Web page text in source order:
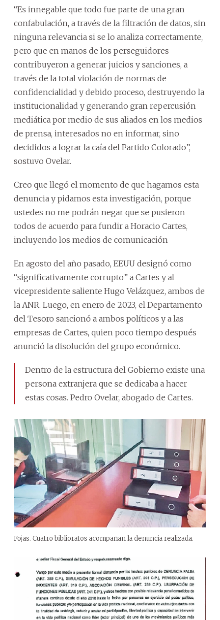
“Es innegable que todo fue parte de una gran
confabulación, a través de la filtración de datos, sin
ninguna relevancia si se lo analiza correctamente,
pero que en manos de los perseguidores
contribuyeron a generar juicios y sanciones, a
través de la total violación de normas de
confidencialidad y debido proceso, destruyendo la
institucionalidad y generando gran repercusión
mediática por medio de sus aliados en los medios
de prensa, interesados no en informar, sino
decididos a lograr la caía del Partido Colorado”,
sostuvo Ovelar.
Creo que llegó el momento de que hagamos esta
denuncia y pidamos esta investigación, porque
ustedes no me podrán negar que se pusieron
todos de acuerdo para fundir a Horacio Cartes,
incluyendo los medios de comunicación
En agosto del año pasado, EEUU designó como
“significativamente corrupto” a Cartes y al
vicepresidente saliente Hugo Velázquez, ambos de
la ANR. Luego, en enero de 2023, el Departamento
del Tesoro sancionó a ambos políticos y a las
empresas de Cartes, quien poco tiempo después
anunció la disolución del grupo económico.
Dentro de la estructura del Gobierno existe una
persona extranjera que se dedicaba a hacer
estas cosas. Pedro Ovelar, abogado de Cartes.
Fojas. Cuatro biblioratos acompañan la denuncia realizada.